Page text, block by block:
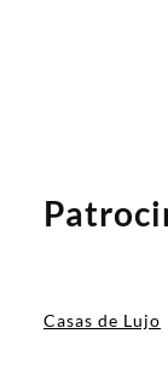
Casas de Lujo